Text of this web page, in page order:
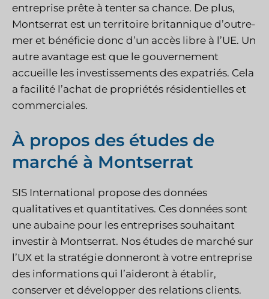
entreprise prête à tenter sa chance. De plus,
Montserrat est un territoire britannique d’outre-
mer et bénéficie donc d’un accès libre à l’UE. Un
autre avantage est que le gouvernement
accueille les investissements des expatriés. Cela
a facilité l’achat de propriétés résidentielles et
commerciales.
À propos des études de
marché à Montserrat
SIS International propose des données
qualitatives et quantitatives. Ces données sont
une aubaine pour les entreprises souhaitant
investir à Montserrat. Nos études de marché sur
l’UX et la stratégie donneront à votre entreprise
des informations qui l’aideront à établir,
conserver et développer des relations clients.